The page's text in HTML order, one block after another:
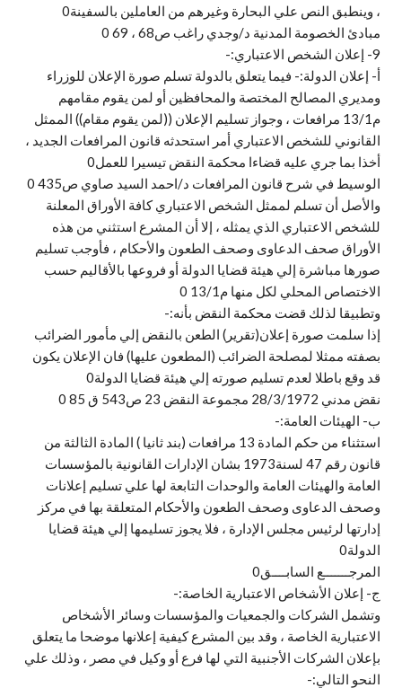
، وينطبق النص علي البحارة وغيرهم من العاملين بالسفينة0
مبادئ الخصومة المدنية د/وجدي راغب ص68 ، 69 0
9- إعلان الشخص الاعتباري:-
أ‌- إعلان الدولة:- فيما يتعلق بالدولة تسلم صورة الإعلان للوزراء
ومديري المصالح المختصة والمحافظين أو لمن يقوم مقامهم
م13/1 مرافعات ، وجواز تسليم الإعلان ((لمن يقوم مقام)) الممثل
القانوني للشخص الاعتباري أمر استحدثه قانون المرافعات الجديد ،
أخذا بما جري عليه قضاءا محكمة النقض تيسيرا للعمل0
الوسيط في شرح قانون المرافعات د/احمد السيد صاوي ص435 0
والأصل أن تسلم لممثل الشخص الاعتباري كافة الأوراق المعلنة
للشخص الاعتباري الذي يمثله ، إلا أن المشرع استثني من هذه
الأوراق صحف الدعاوى وصحف الطعون والأحكام ، فأوجب تسليم
صورها مباشرة إلي هيئة قضايا الدولة أو فروعها بالأقاليم حسب
الاختصاص المحلي لكل منها م13/1 0
وتطبيقا لذلك قضت محكمة النقض بأنه:-
إذا سلمت صورة إعلان(تقرير) الطعن بالنقض إلي مأمور الضرائب
بصفته ممثلا لمصلحة الضرائب (المطعون عليها) فان الإعلان يكون
قد وقع باطلا لعدم تسليم صورته إلي هيئة قضايا الدولة0
نقض مدني 28/3/1972 مجموعة النقض 23 ص543 ق 85 0
ب‌- الهيئات العامة:-
استثناء من حكم المادة 13 مرافعات (بند ثانيا ) المادة الثالثة من
قانون رقم 47 لسنة1973 بشان الإدارات القانونية بالمؤسسات
العامة والهيئات العامة والوحدات التابعة لها علي تسليم إعلانات
وصحف الدعاوى وصحف الطعون والأحكام المتعلقة بها في مركز
إدارتها لرئيس مجلس الإدارة ، فلا يجوز تسليمها إلي هيئة قضايا
الدولة0
المرجـــــــع السابــــق0
ج- إعلان الأشخاص الاعتبارية الخاصة:-
وتشمل الشركات والجمعيات والمؤسسات وسائر الأشخاص
الاعتبارية الخاصة ، وقد بين المشرع كيفية إعلانها موضحا ما يتعلق
بإعلان الشركات الأجنبية التي لها فرع أو وكيل في مصر ، وذلك علي
النحو التالي:-